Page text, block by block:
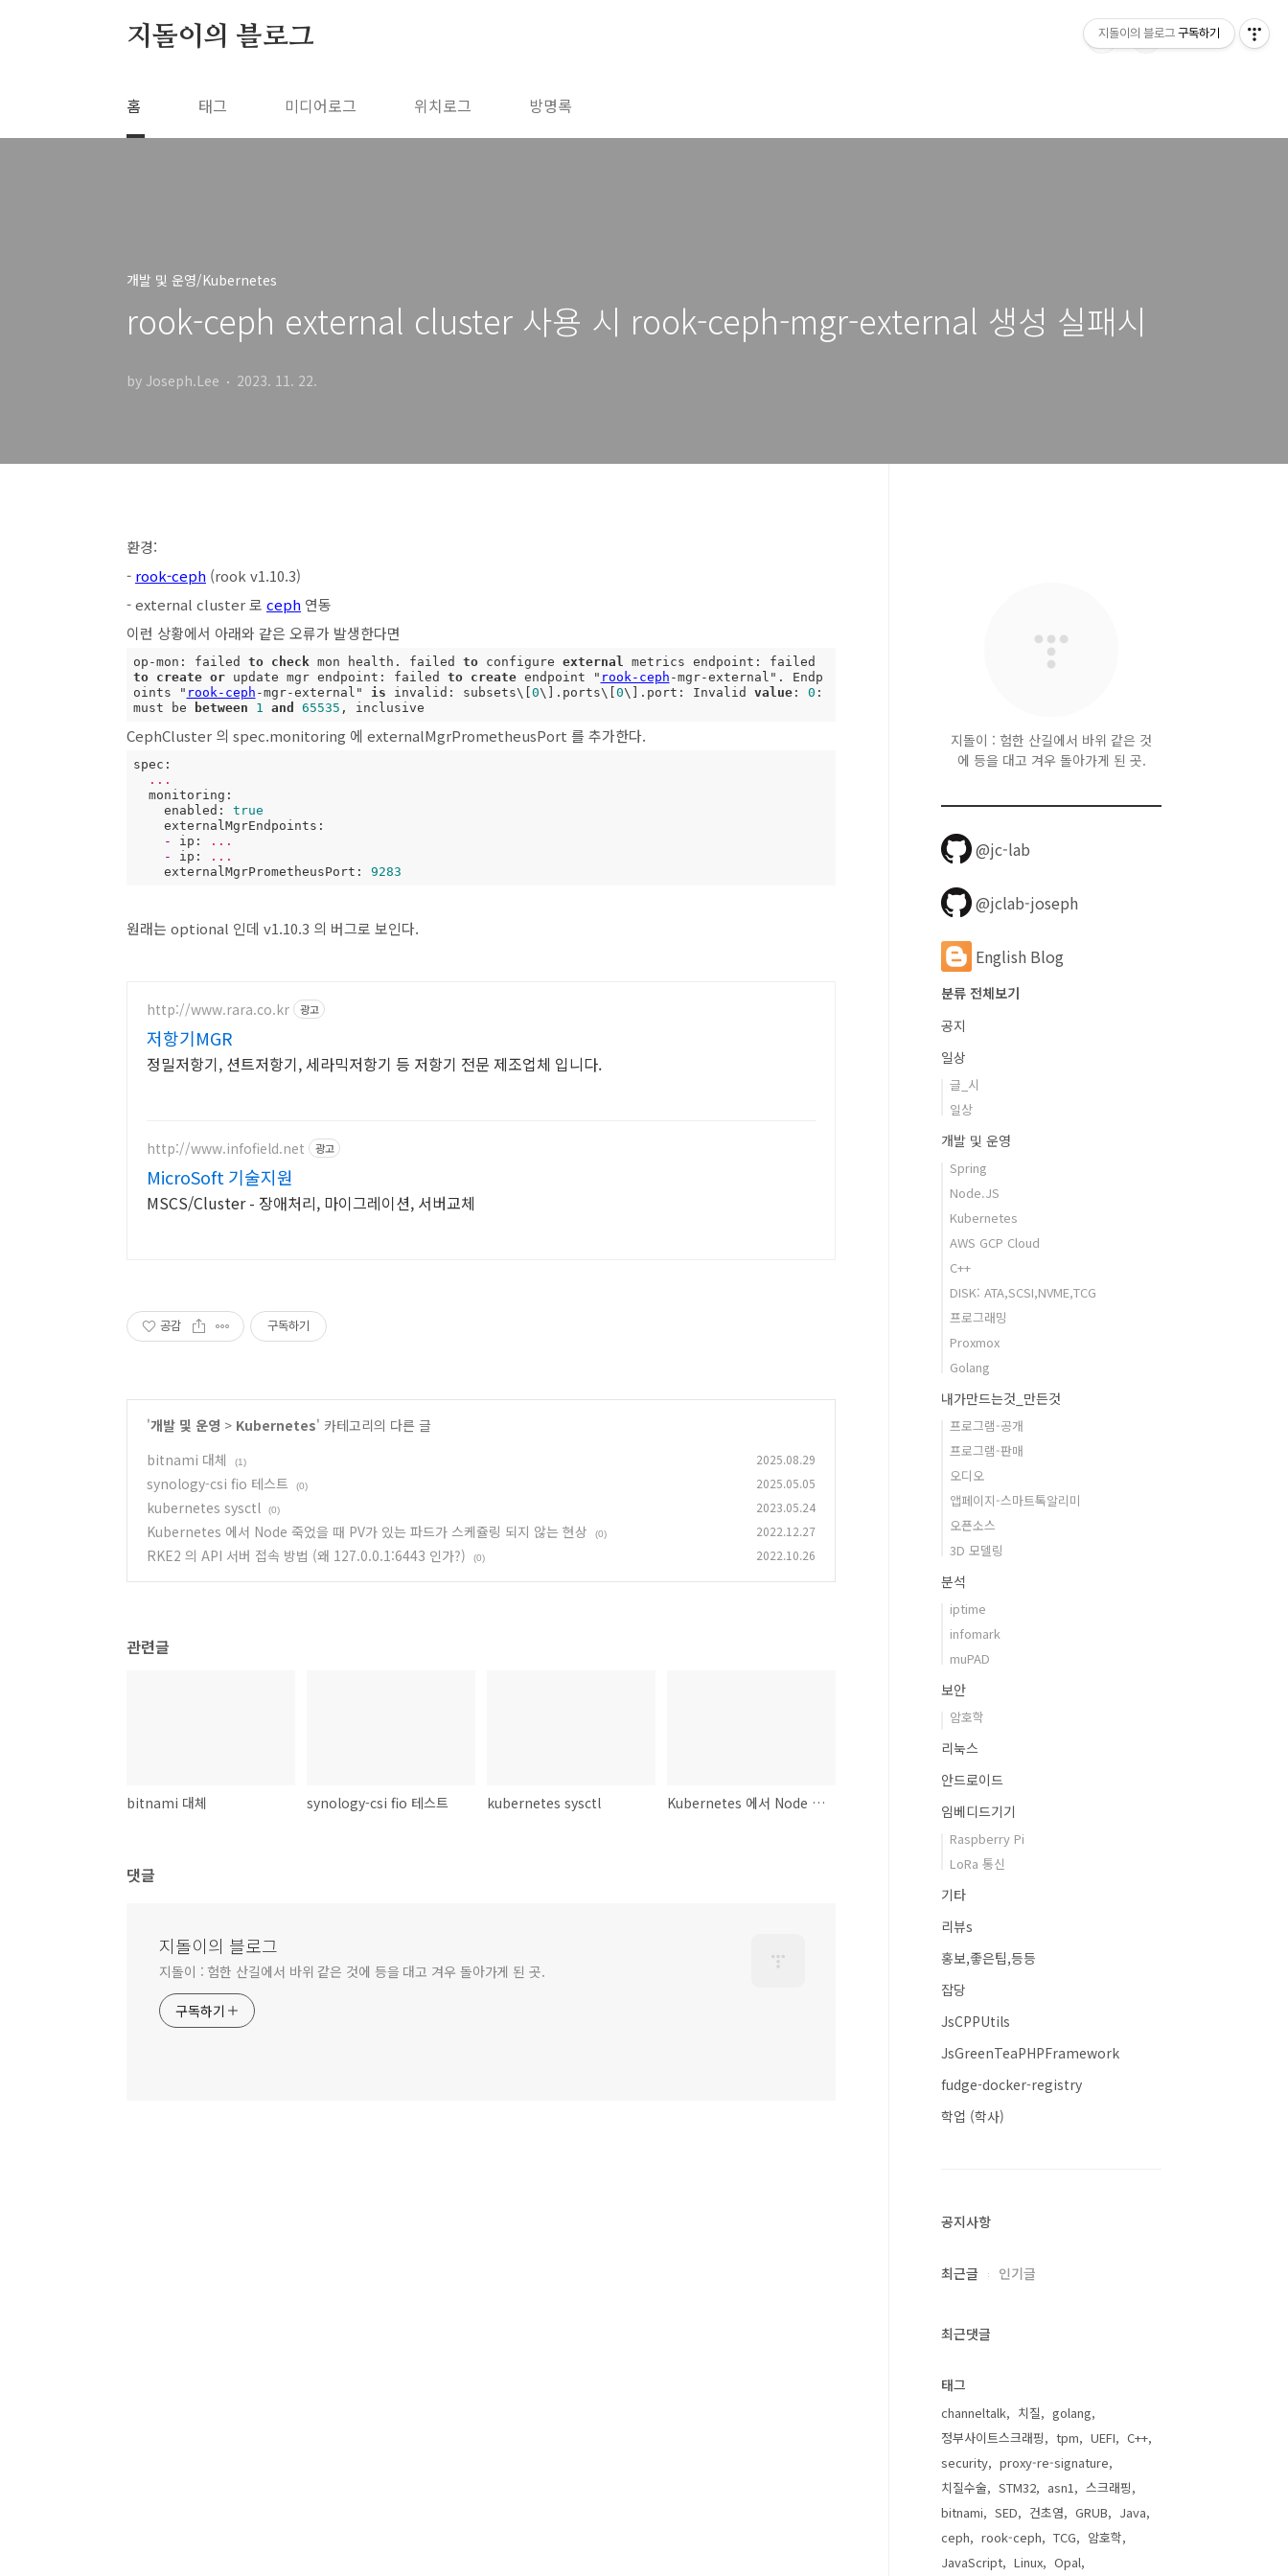
지돌이의 블로그
홈 태그 미디어로그 위치로그 방명록
개발 및 운영/Kubernetes
rook-ceph external cluster 사용 시 rook-ceph-mgr-external 생성 실패시
by Joseph.Lee 2023. 11. 22.
환경:
- rook-ceph (rook v1.10.3)
- external cluster 로 ceph 연동
이런 상황에서 아래와 같은 오류가 발생한다면
op -mon: failed to check mon health. failed to configure external
to
create or update mgr endpoint: failed to create endpoint " rook-ceph -mgr-external". Endp
oints " rook-ceph -mgr-external" is invalid: subsets\[0\].ports\[0\].port: Invalid value: 0 :
must be
between 1 and 65535 , inclusive
CephCluster 의 spec.monitoring 에 externalMgrPrometheusPort 를 추가한다.
spec:
...
monitoring:
enabled:
true
externalMgrEndpoints:
-
ip:
...
-
ip:
...
externalMgrPrometheusPort:
9283
원래는 optional 인데 v1.10.3 의 버그로 보인다.
http://www.rara.co.kr 광고
저항기MGR
정밀저항기, 션트저항기, 세라믹저항기 등 저항기 전문 제조업체 입니다.
http://www.infofield.net 광고
MicroSoft 기술지원
MSCS/Cluster - 장애처리, 마이그레이션, 서버교체
공감 구독하기
'개발 및 운영 > Kubernetes' 카테고리의 다른 글
bitnami 대체
(1) 2025.08.29
synology-csi fio 테스트 (0) 2025.05.05
kubernetes sysctl (0) 2023.05.24
Kubernetes 에서 Node 죽었을 때 PV가 있는 파드가 스케쥴링 되지 않는 현상 (0) 2022.12.27
RKE2 의 API 서버 접속 방법 (왜 127.0.0.1:6443 인가?) (0) 2022.10.26
관련글
bitnami 대체 synology-csi fio 테스트 kubernetes sysctl Kubernetes 에서 Node 죽었을 때 PV가 있는 파드가 스케쥴링 되지 않는 현상
댓글
지돌이의 블로그
지돌이 : 험한 산길에서 바위 같은 것에 등을 대고 겨우 돌아가게 된 곳.
구독하기
지돌이 : 험한 산길에서 바위 같은 것
에 등을 대고 겨우 돌아가게 된 곳.
@jc-lab
@jclab-joseph
English Blog
분류 전체보기
공지
일상
글_시
일상
개발 및 운영
Spring
Node.JS
Kubernetes
AWS GCP Cloud
C++
DISK: ATA,SCSI,NVME,TCG
프로그래밍
Proxmox
Golang
내가만드는것_만든것
프로그램-공개
프로그램-판매
오디오
앱페이지-스마트톡알리미
오픈소스
3D 모델링
분석
iptime
infomark
muPAD
보안
암호학
리눅스
안드로이드
임베디드기기
Raspberry Pi
LoRa 통신
기타
리뷰s
홍보,좋은팁,등등
잡당
JsCPPUtils
JsGreenTeaPHPFramework
fudge-docker-registry
학업 (학사)
공지사항
최근글 인기글
최근댓글
태그
channeltalk 치질
golang
정부사이트스크래핑
tpm UEFI
C++
security
proxy-re-signature
치질수술
STM32 asn1
스크래핑
bitnami
SED 건초염 GRUB
Java
ceph
rook-ceph TCG
암호학
JavaScript
Linux Opal
지돌이의 블로그 구독하기